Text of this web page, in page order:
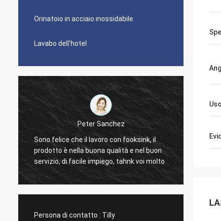
Orinatoio in acciaio inossidabile
Lavabo dell'hotel
Peter Sanchez
che il lavoro con fooksink, il
è nella buona qualità e nel buon
di facile impiego, tahnk voi molto
Gilder di
È grande. Lo amiamo.
troppo taglienti in modo
pulire. Gli scaffali
dolore da pulire ma
La più piccola sezione è
Persona di contatto : Tilly
Uso